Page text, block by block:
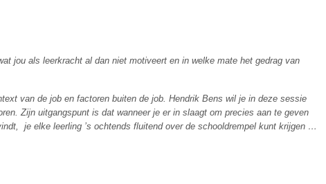
jou als leerkracht al dan niet motiveert en in welke mate het gedrag van
van de job en factoren buiten de job. Hendrik Bens wil je in deze sessie
Zijn uitgangspunt is dat wanneer je er in slaagt om precies aan te geven
je elke leerling ’s ochtends fluitend over de schooldrempel kunt krijgen …